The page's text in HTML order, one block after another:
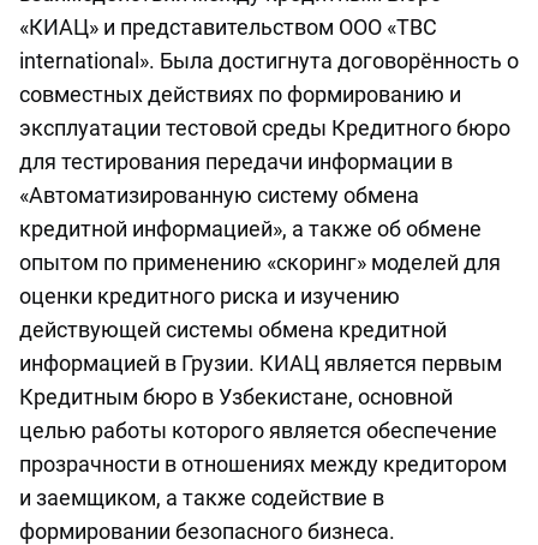
«КИАЦ» и представительством OOO «TBC
international». Была достигнута договорённость о
совместных действиях по формированию и
эксплуатации тестовой среды Кредитного бюро
для тестирования передачи информации в
«Автоматизированную систему обмена
кредитной информацией», а также об обмене
опытом по применению «скоринг» моделей для
оценки кредитного риска и изучению
действующей системы обмена кредитной
информацией в Грузии. КИАЦ является первым
Кредитным бюро в Узбекистане, основной
целью работы которого является обеспечение
прозрачности в отношениях между кредитором
и заемщиком, а также содействие в
формировании безопасного бизнеса.